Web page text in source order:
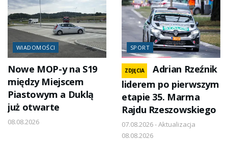
WIADOMOŚCI
Nowe MOP-y na S19
między Miejscem
Piastowym a Duklą
już otwarte
08.08.2026
SPORT
ZDJĘCIA
Adrian Rzeźnik
liderem po pierwszym
etapie 35. Marma
Rajdu Rzeszowskiego
07.08.2026 - Aktualizacja
08.08.2026